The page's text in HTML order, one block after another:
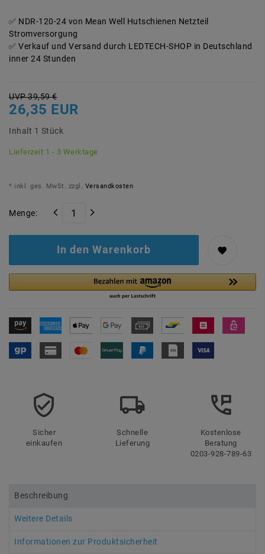
NDR-120-24 von Mean Well Hutschienen Netzteil
Stromversorgung
Verkauf und Versand durch LEDTECH-SHOP in Deutschland
inner 24 Stunden
UVP 39,59 €
26,35 EUR
Inhalt 1 Stück
Lieferzeit 1 - 3 Werktage
* inkl. ges. MwSt. zzgl. Versandkosten
Menge:
In den Warenkorb
Sicher
einkaufen
Schnelle
Lieferung
Kostenlose
Beratung
0203-928-789-63
Beschreibung
Weitere Details
Informationen zur Produktsicherheit